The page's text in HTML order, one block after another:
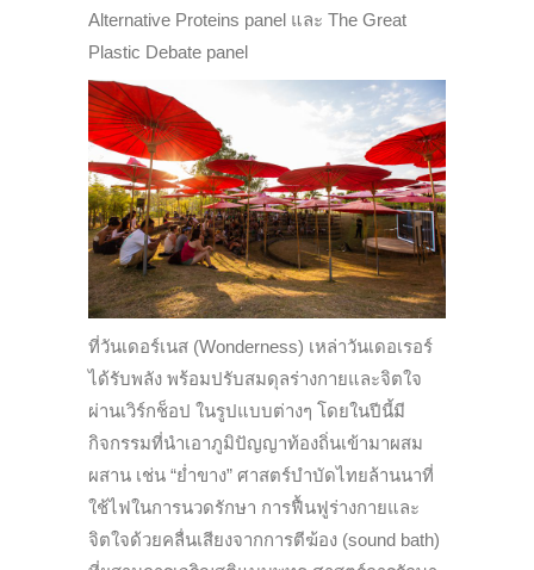
Alternative Proteins panel และ The Great
Plastic Debate panel
ที่วันเดอร์เนส (Wonderness) เหล่าวันเดอเรอร์
ได้รับพลัง พร้อมปรับสมดุลร่างกายและจิตใจ
ผ่านเวิร์กช็อป ในรูปแบบต่างๆ โดยในปีนี้มี
กิจกรรมที่นำเอาภูมิปัญญาท้องถิ่นเข้ามาผสม
ผสาน เช่น “ย่ำขาง” ศาสตร์บำบัดไทยล้านนาที่
ใช้ไฟในการนวดรักษา การฟื้นฟูร่างกายและ
จิตใจด้วยคลื่นเสียงจากการตีฆ้อง (sound bath)